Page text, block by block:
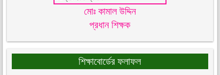
মোঃ কামাল উদ্দিন
প্রধান শিক্ষক
শিক্ষাবোর্ডের ফলাফল